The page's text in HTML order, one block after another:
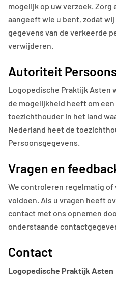
mogelijk op uw verzoek.
aangeeft wie u bent, zodat
gegevens van de verkeerde
verwijderen.
Autoriteit
Logopedische Praktijk Asten
de mogelijkheid heeft om
toezichthouder in het land
Nederland heet de
Persoonsgegevens.
Vragen en
We controleren regelmatig of
voldoen. Als u vragen heeft
contact met ons opnemen
onderstaande
Contact
Logopedische Praktijk Asten